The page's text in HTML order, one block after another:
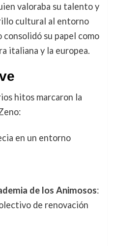
valoraba su talento y
cultural al entorno
su papel como
italiana y la europea.
hitos marcaron la
en un entorno
de los Animosos:
de renovación